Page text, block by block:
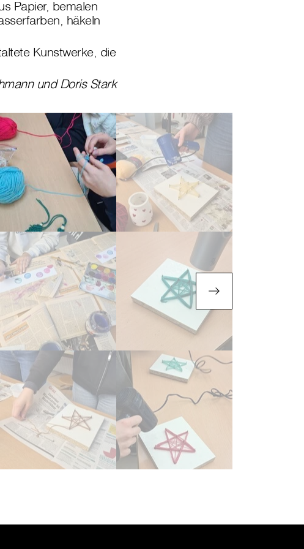
Papier, bemalen
häkeln
Kunstwerke, die
und Doris Stark